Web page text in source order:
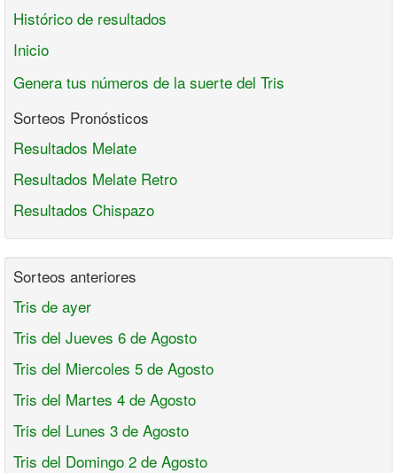
Histórico de resultados
Inicio
Genera tus números de la suerte del Tris
Sorteos Pronósticos
Resultados Melate
Resultados Melate Retro
Resultados Chispazo
Sorteos anteriores
Tris de ayer
Tris del Jueves 6 de Agosto
Tris del Miercoles 5 de Agosto
Tris del Martes 4 de Agosto
Tris del Lunes 3 de Agosto
Tris del Domingo 2 de Agosto